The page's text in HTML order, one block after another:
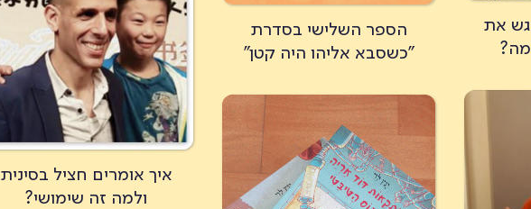
הספר השלישי בסדרת
"כשסבא אליהו היה קטן"
את
איך אומרים חציל בסינית
ולמה זה שימושי?